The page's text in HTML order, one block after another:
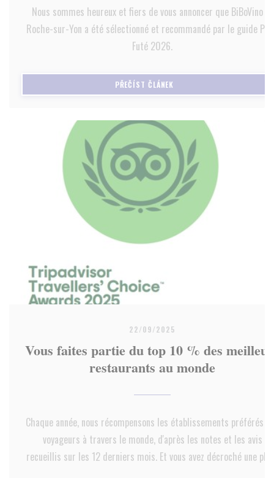
Nous sommes heureux et fiers de vous annoncer que BiBoVino La
Roche-sur-Yon a été sélectionné et recommandé par le guide
Futé 2026.
PŘEČÍST ČLÁNEK
22/09/2025
Vous faites partie du top 10 % des
restaurants au monde
Chaque année, nous récompensons les établissements préférés
voyageurs à travers le monde, d'après les notes et les avis
recueillis sur les 12 derniers mois. Et vous avez décroché une